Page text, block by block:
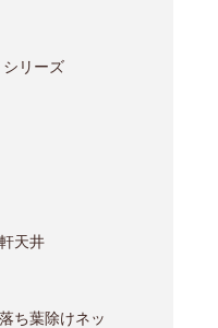
リーズ
軒天井
ち葉除けネッ